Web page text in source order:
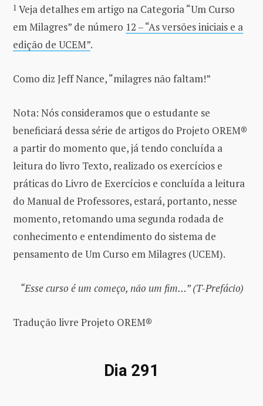
1 Veja detalhes em artigo na Categoria “Um Curso
em Milagres” de número 12 – “As versões iniciais e a
edição de UCEM”.
Como diz Jeff Nance, “milagres não faltam!”
Nota: Nós consideramos que o estudante se
beneficiará dessa série de artigos do Projeto OREM®
a partir do momento que, já tendo concluída a
leitura do livro Texto, realizado os exercícios e
práticas do Livro de Exercícios e concluída a leitura
do Manual de Professores, estará, portanto, nesse
momento, retomando uma segunda rodada de
conhecimento e entendimento do sistema de
pensamento de Um Curso em Milagres (UCEM).
“Esse curso é um começo, não um fim…” (T-Prefácio)
Tradução livre Projeto OREM®
Dia 291